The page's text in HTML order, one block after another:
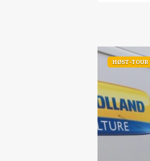
HØST-TOUR